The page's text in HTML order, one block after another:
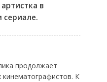
в
сериале.
продолжает
К